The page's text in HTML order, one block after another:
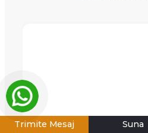
Trimite Mesaj Suna